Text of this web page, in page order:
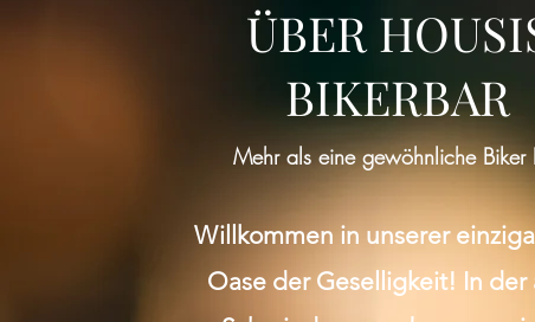
ÜBER
BIKERBAR
Mehr als eine gewöhnliche Biker
Willkommen in unserer
Oase der Geselligkeit! In der